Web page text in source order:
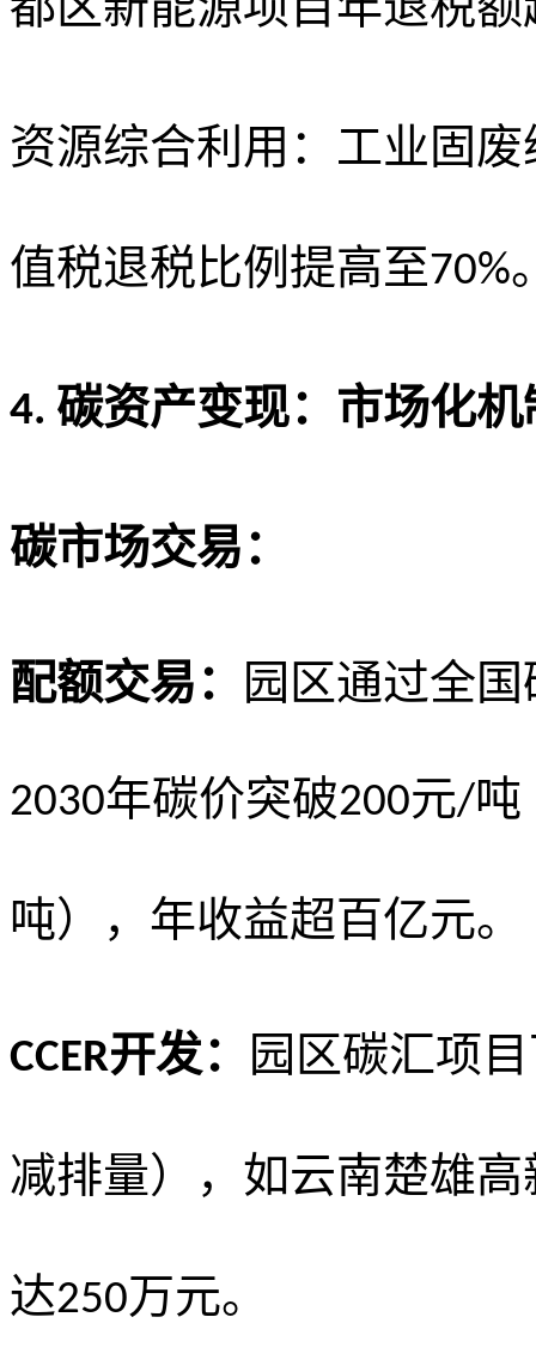
资源综合利用：工业固
值税退税比例提高至70%
4. 碳资产变现：市场化
碳市场交易：
配额交易： 园区通过全
2030年碳价突破200元/吨
吨），年收益超百亿元。
CCER开发： 园区碳汇项
减排量），如云南楚雄
达250万元。